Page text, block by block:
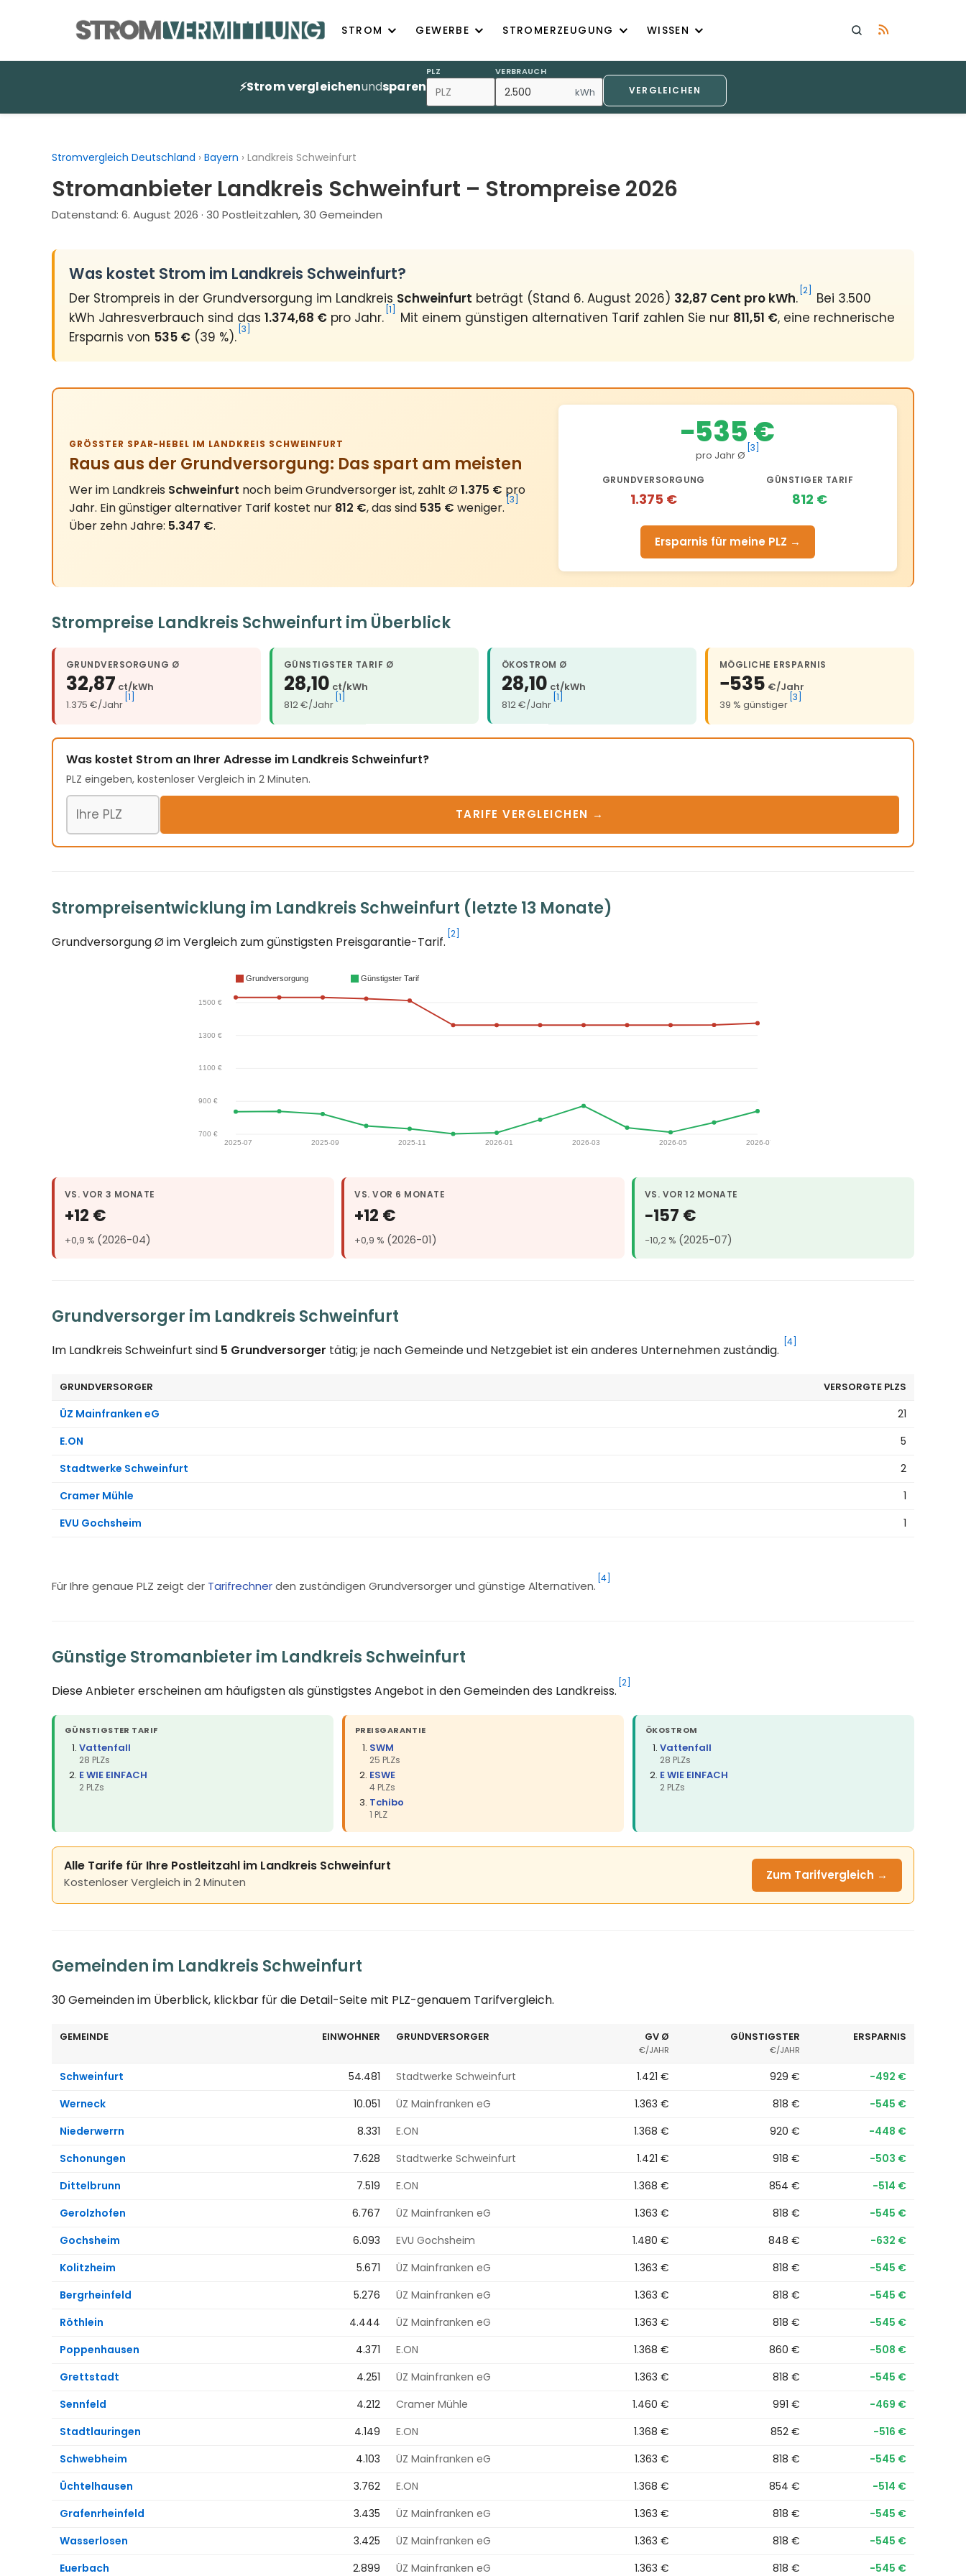
STROM GEWERBE STROMERZEUGUNG WISSEN
⚡Strom vergleichenundsparen
PLZ VERBRAUCH
kWh VERGLEICHEN
Stromvergleich Deutschland › Bayern › Landkreis Schweinfurt
Stromanbieter Landkreis Schweinfurt – Strompreise 2026
Datenstand: 6. August 2026 · 30 Postleitzahlen, 30 Gemeinden
Was kostet Strom im Landkreis Schweinfurt?
Der Strompreis in der Grundversorgung im Landkreis Schweinfurt beträgt (Stand 6. August 2026) 32,87 Cent pro kWh. [2]
Bei 3.500
kWh Jahresverbrauch sind das 1.374,68 € pro Jahr. [1] Mit einem günstigen alternativen Tarif zahlen Sie nur 811,51 €, eine rechnerische
Ersparnis von 535 € (39 %). [3]
GRÖSSTER SPAR-HEBEL IM LANDKREIS SCHWEINFURT
Raus aus der Grundversorgung: Das spart am meisten
Wer im Landkreis Schweinfurt noch beim Grundversorger ist, zahlt Ø1.375 € pro
Jahr. Ein günstiger alternativer Tarif kostet nur 812 €, das sind 535 € weniger.[3]
Über zehn Jahre: 5.347 €.
−535 €
pro Jahr Ø
[3]
GRUNDVERSORGUNG
1.375 €
GÜNSTIGER TARIF
812 €
Ersparnis für meine PLZ →
Strompreise Landkreis Schweinfurt im Überblick
GRUNDVERSORGUNG Ø
32,87 ct/kWh
1.375 €/Jahr
[1]
GÜNSTIGSTER TARIF Ø
28,10 ct/kWh
812 €/Jahr
[1]
ÖKOSTROM Ø
28,10 ct/kWh
812 €/Jahr
[1]
MÖGLICHE ERSPARNIS
−535 €/Jahr
39 % günstiger
[3]
Was kostet Strom an Ihrer Adresse im Landkreis Schweinfurt?
PLZ eingeben, kostenloser Vergleich in 2 Minuten.
Postleitzahl
TARIFE VERGLEICHEN →
Strompreisentwicklung im Landkreis Schweinfurt (letzte 13 Monate)
Grundversorgung Ø im Vergleich zum günstigsten Preisgarantie-Tarif. [2]
VS. VOR 3 MONATE
+12 €
+0,9 % (2026-04)
VS. VOR 6 MONATE
+12 €
+0,9 % (2026-01)
VS. VOR 12 MONATE
−157 €
−10,2 % (2025-07)
Grundversorger im Landkreis Schweinfurt
Im Landkreis Schweinfurt sind 5 Grundversorger tätig; je nach Gemeinde und Netzgebiet ist ein anderes Unternehmen zuständig. [4]
GRUNDVERSORGER VERSORGTE PLZS
ÜZ Mainfranken eG
21
E.ON
5
Stadtwerke Schweinfurt
2
Cramer Mühle
1
EVU Gochsheim
1
Für Ihre genaue PLZ zeigt der Tarifrechnerden zuständigen Grundversorger und günstige Alternativen.
[4]
Günstige Stromanbieter im Landkreis Schweinfurt
Diese Anbieter erscheinen am häufigsten als günstigstes Angebot in den Gemeinden des Landkreiss. [2]
GÜNSTIGSTER TARIF
Vattenfall
28 PLZs
E WIE EINFACH
2 PLZs
PREISGARANTIE
SWM
25 PLZs
ESWE
4 PLZs
Tchibo
1 PLZ
ÖKOSTROM
Vattenfall
28 PLZs
E WIE EINFACH
2 PLZs
Alle Tarife für Ihre Postleitzahl im Landkreis Schweinfurt
Kostenloser Vergleich in 2 Minuten Zum Tarifvergleich →
Gemeinden im Landkreis Schweinfurt
30 Gemeinden im Überblick, klickbar für die Detail-Seite mit PLZ-genauem Tarifvergleich.
GEMEINDE EINWOHNER GRUNDVERSORGER GV Ø
€/JAHR
GÜNSTIGSTER
€/JAHR
ERSPARNIS
Schweinfurt 54.481 Stadtwerke Schweinfurt 1.421 € 929 €
−492 €
Werneck
10.051 ÜZ Mainfranken eG 1.363 € 818 €
−545 €
Niederwerrn
8.331 E.ON 1.368 € 920 €
−448 €
Schonungen
7.628 Stadtwerke Schweinfurt 1.421 € 918 €
−503 €
Dittelbrunn
7.519 E.ON 1.368 € 854 €
−514 €
Gerolzhofen
6.767 ÜZ Mainfranken eG 1.363 € 818 €
−545 €
Gochsheim
6.093 EVU Gochsheim 1.480 € 848 €
−632 €
Kolitzheim
5.671 ÜZ Mainfranken eG 1.363 € 818 €
−545 €
Bergrheinfeld
5.276 ÜZ Mainfranken eG 1.363 € 818 €
−545 €
Röthlein
4.444 ÜZ Mainfranken eG 1.363 € 818 €
−545 €
Poppenhausen
4.371 E.ON 1.368 € 860 €
−508 €
Grettstadt
4.251 ÜZ Mainfranken eG 1.363 € 818 €
−545 €
Sennfeld
4.212 Cramer Mühle 1.460 € 991 €
−469 €
Stadtlauringen
4.149 E.ON 1.368 € 852 €
−516 €
Schwebheim
4.103 ÜZ Mainfranken eG 1.363 € 818 €
−545 €
Üchtelhausen
3.762 E.ON 1.368 € 854 €
−514 €
Grafenrheinfeld
3.435 ÜZ Mainfranken eG 1.363 € 818 €
−545 €
Wasserlosen
3.425 ÜZ Mainfranken eG 1.363 € 818 €
−545 €
Euerbach
2.899 ÜZ Mainfranken eG 1.363 € 818 € −545 €